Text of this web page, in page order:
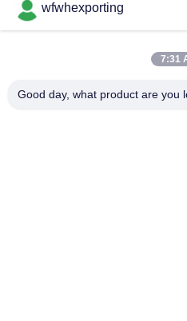
Υφάσματα φράγματος ζιζανίων
ζιζανίων Υφάσματα για την
για το τοπίο
Τυλίγοντας τσάντα εγγράφου
wfwhexporting
7:31
Good day, what product are you